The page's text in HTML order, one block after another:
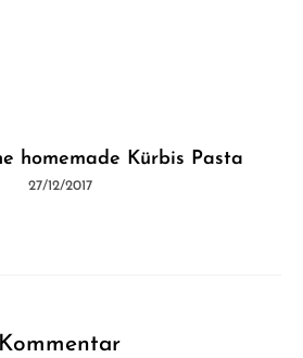
homemade Kürbis Pasta
27/12/2017